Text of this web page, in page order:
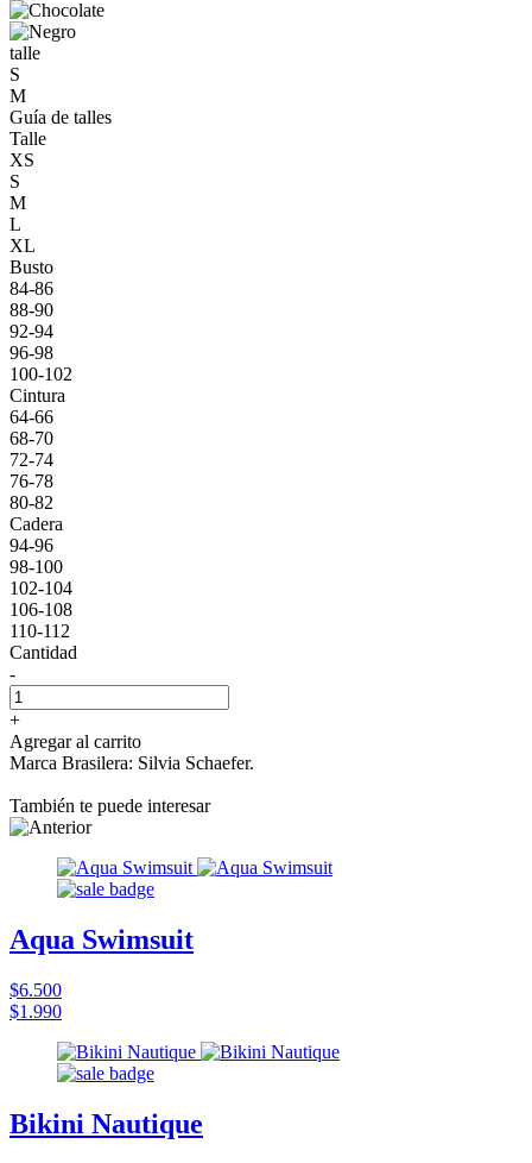
talle
S
M
Guía de talles
Talle
XS
S
M
L
XL
Busto
84-86
88-90
92-94
96-98
100-102
Cintura
64-66
68-70
72-74
76-78
80-82
Cadera
94-96
98-100
102-104
106-108
110-112
Cantidad
-
+
Agregar al carrito
Marca Brasilera: Silvia Schaefer.
También te puede interesar
Aqua Swimsuit
$6.500
$1.990
Bikini Nautique